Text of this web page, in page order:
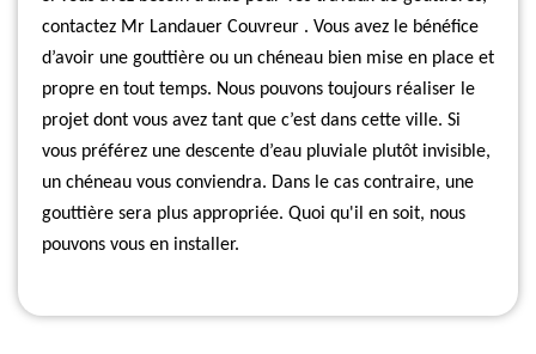
contactez Mr Landauer Couvreur . Vous avez le bénéfice
d’avoir une gouttière ou un chéneau bien mise en place et
propre en tout temps. Nous pouvons toujours réaliser le
projet dont vous avez tant que c’est dans cette ville. Si
vous préférez une descente d’eau pluviale plutôt invisible,
un chéneau vous conviendra. Dans le cas contraire, une
gouttière sera plus appropriée. Quoi qu'il en soit, nous
pouvons vous en installer.